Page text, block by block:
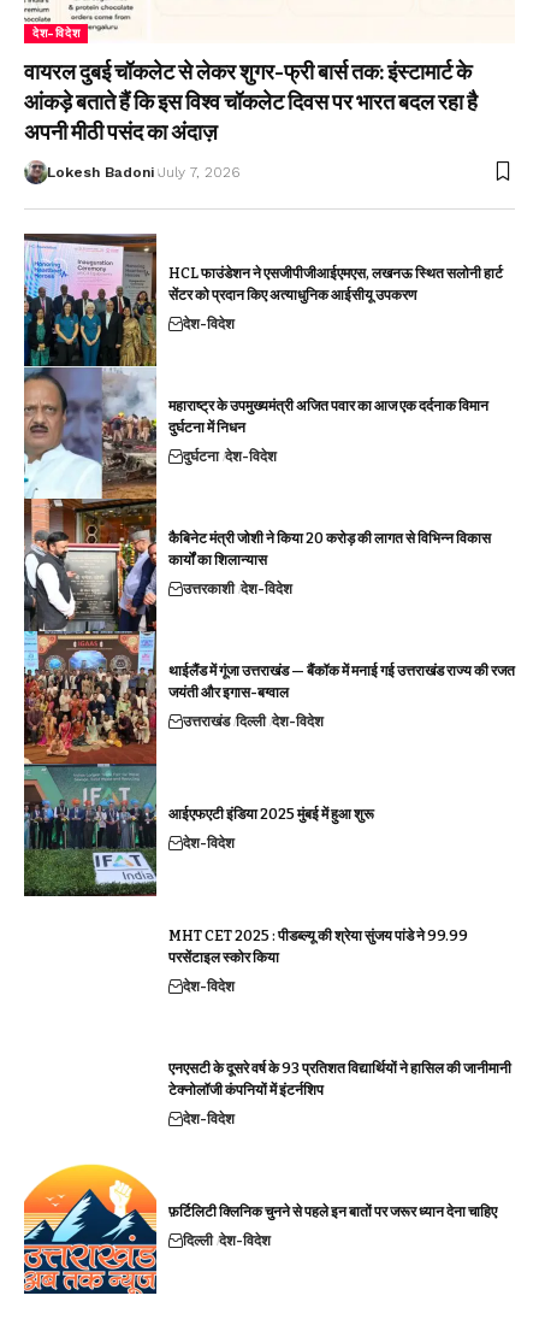
देश-विदेश
वायरल दुबई चॉकलेट से लेकर शुगर-फ्री बार्स तक: इंस्टामार्ट के
आंकड़े बताते हैं कि इस विश्व चॉकलेट दिवस पर भारत बदल रहा है
अपनी मीठी पसंद का अंदाज़
Lokesh Badoni July 7, 2026
HCL फाउंडेशन ने एसजीपीजीआईएमएस, लखनऊ स्थित सलोनी हार्ट
सेंटर को प्रदान किए अत्याधुनिक आईसीयू उपकरण
देश-विदेश
महाराष्ट्र के उपमुख्यमंत्री अजित पवार का आज एक दर्दनाक विमान
दुर्घटना में निधन
दुर्घटना देश-विदेश
कैबिनेट मंत्री जोशी ने किया 20 करोड़ की लागत से विभिन्न विकास
कार्यों का शिलान्यास
उत्तरकाशी देश-विदेश
थाईलैंड में गूंजा उत्तराखंड — बैंकॉक में मनाई गई उत्तराखंड राज्य की रजत
जयंती और इगास-बग्वाल
उत्तराखंड दिल्ली देश-विदेश
आईएफएटी इंडिया 2025 मुंबई में हुआ शुरू
देश-विदेश
MHT CET 2025 : पीडब्ल्यू की श्रेया सुंजय पांडे ने 99.99
परसेंटाइल स्कोर किया
देश-विदेश
एनएसटी के दूसरे वर्ष के 93 प्रतिशत विद्यार्थियों ने हासिल की जानीमानी
टेक्नोलॉजी कंपनियों में इंटर्नशिप
देश-विदेश
फ़र्टिलिटी क्लिनिक चुनने से पहले इन बातों पर जरूर ध्यान देना चाहिए
दिल्ली देश-विदेश